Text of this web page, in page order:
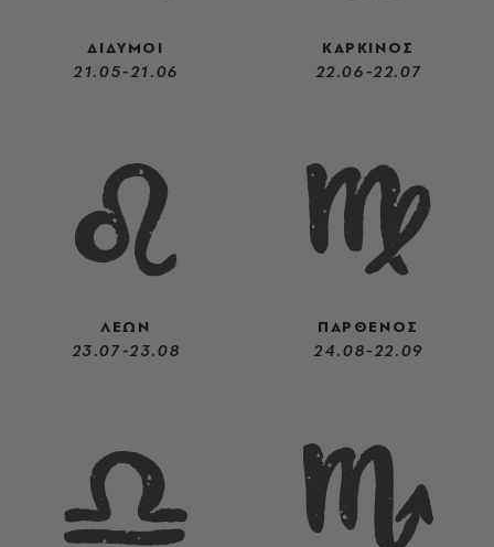
ΔΙΔΥΜΟΙ
21.05-21.06
ΚΑΡΚΙΝΟΣ
22.06-22.07
ΛΕΩΝ
23.07-23.08
ΠΑΡΘΕΝΟΣ
24.08-22.09